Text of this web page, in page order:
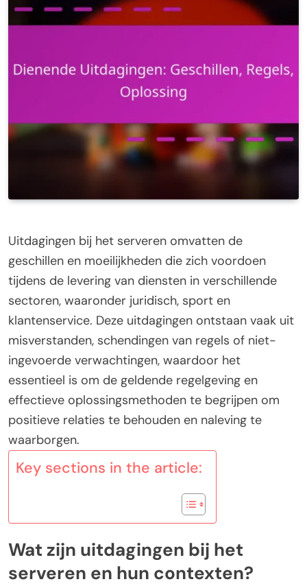
Uitdagingen bij het serveren omvatten de
geschillen en moeilijkheden die zich voordoen
tijdens de levering van diensten in verschillende
sectoren, waaronder juridisch, sport en
klantenservice. Deze uitdagingen ontstaan vaak uit
misverstanden, schendingen van regels of niet-
ingevoerde verwachtingen, waardoor het
essentieel is om de geldende regelgeving en
effectieve oplossingsmethoden te begrijpen om
positieve relaties te behouden en naleving te
waarborgen.
Key sections in the article:
Wat zijn uitdagingen bij het
serveren en hun contexten?